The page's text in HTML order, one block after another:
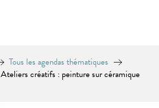
Tous les agendas thématiques
Ateliers créatifs : peinture sur céramique